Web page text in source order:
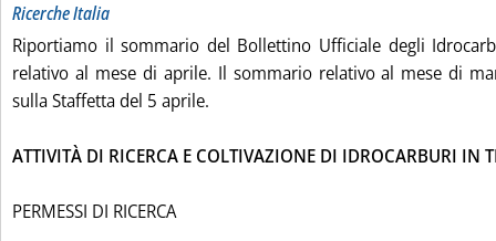
Ricerche Italia
Riportiamo il sommario del Bollettino Ufficiale degli
relativo al mese di aprile. Il sommario relativo al mese di
sulla Staffetta del 5 aprile.
ATTIVITÀ DI RICERCA E COLTIVAZIONE DI IDROCARBURI IN
PERMESSI DI RICERCA